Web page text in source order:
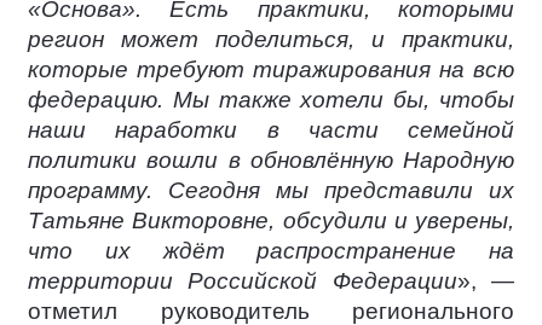
«Основа». Есть практики, которыми
регион может поделиться, и практики,
которые требуют тиражирования на всю
федерацию. Мы также хотели бы, чтобы
наши наработки в части семейной
политики вошли в обновлённую Народную
программу. Сегодня мы представили их
Татьяне Викторовне, обсудили и уверены,
что их ждёт распространение на
территории Российской Федерации», —
отметил руководитель регионального